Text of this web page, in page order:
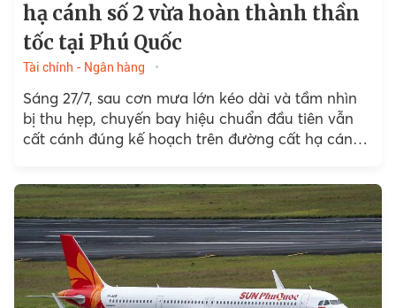
hạ cánh số 2 vừa hoàn thành thần
tốc tại Phú Quốc
Tài chính - Ngân hàng
Sáng 27/7, sau cơn mưa lớn kéo dài và tầm nhìn
bị thu hẹp, chuyến bay hiệu chuẩn đầu tiên vẫn
cất cánh đúng kế hoạch trên đường cất hạ cánh